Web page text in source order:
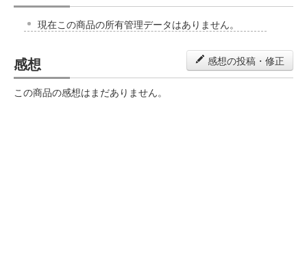
現在この商品の所有管理データはありません。
感想 感想の投稿・修正
この商品の感想はまだありません。